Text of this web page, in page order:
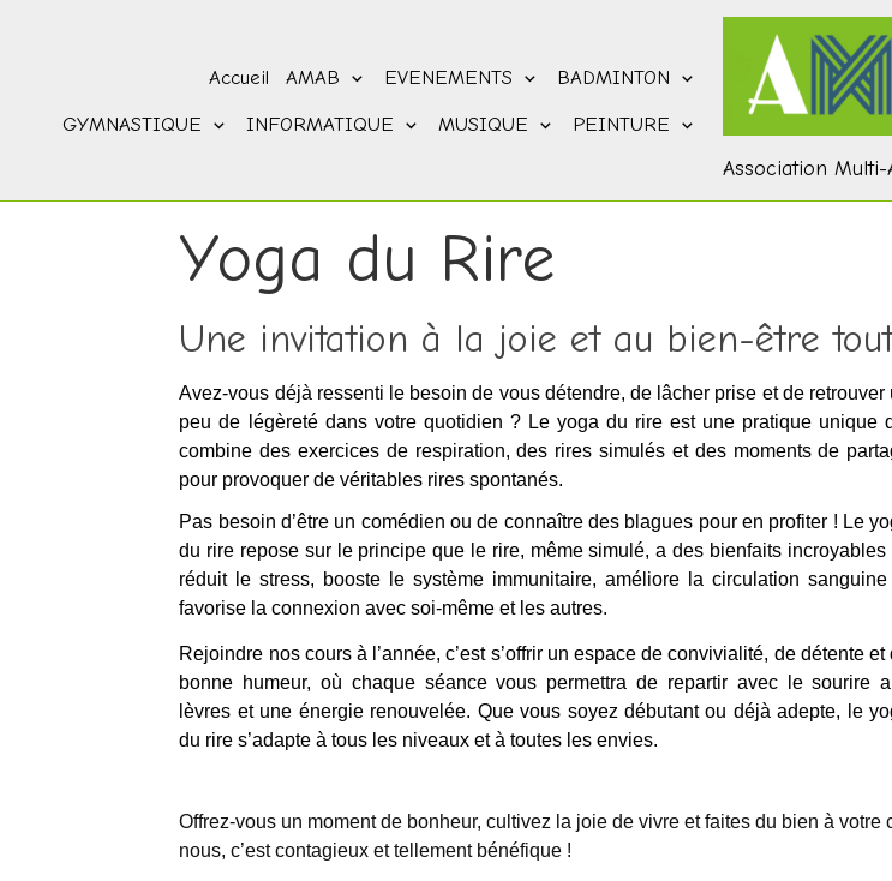
Accueil AMAB EVENEMENTS BADMINTON
GYMNASTIQUE INFORMATIQUE MUSIQUE PEINTURE
Association Multi-
Yoga du Rire
Une invitation à la joie et au bien-être
Avez-vous déjà ressenti le besoin de vous détendre, de lâcher prise et de retrouver
peu de légèreté dans votre quotidien ? Le yoga du rire est une pratique unique
combine des exercices de respiration, des rires simulés et des moments de
pour provoquer de véritables rires spontanés.
Pas besoin d’être un comédien ou de connaître des blagues pour en profiter ! Le
du rire repose sur le principe que le rire, même simulé, a des bienfaits incroyables
réduit le stress, booste le système immunitaire, améliore la circulation
favorise la connexion avec soi-même et les autres.
Rejoindre nos cours à l’année, c’est s’offrir un espace de convivialité, de détente et
bonne humeur, où chaque séance vous permettra de repartir avec le sourire
lèvres et une énergie renouvelée. Que vous soyez débutant ou déjà adepte, le
du rire s’adapte à tous les niveaux et à toutes les envies.
Offrez-vous un moment de bonheur, cultivez la joie de vivre et faites du bien à
nous, c’est contagieux et tellement bénéfique !